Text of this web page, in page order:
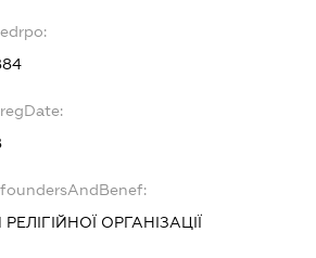
ОРГАНІЗАЦІЇ